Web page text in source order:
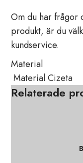
Om du har frågor
produkt, är du
kundservice.
Material
Material Cizeta
Relaterade